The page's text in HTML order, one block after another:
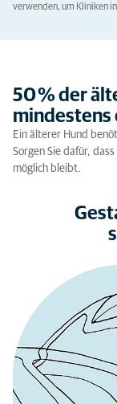
verwenden, um Kliniken
50 % der
mindestens
Ein älterer Hund
Sorgen Sie dafür,
möglich bleibt.